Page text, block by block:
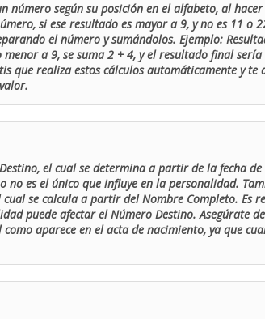
número según su posición en el alfabeto, al
si ese resultado es mayor a 9, y no es 11 o
el número y sumándolos. Ejemplo:
a 9, se suma 2 + 4, y el resultado final sería
que realiza estos cálculos automáticamente y te
el cual se determina a partir de la fecha de
no es el único que influye en la personalidad.
se calcula a partir del Nombre Completo. Es
puede afectar el Número Destino. Asegúrate
aparece en el acta de nacimiento, ya que